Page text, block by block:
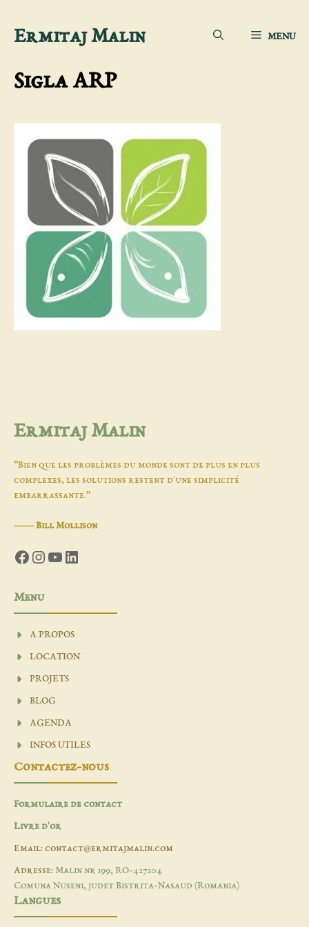
Aller
contenu
Ermitaj Malin MENU
Sigla ARP
Ermitaj Malin
“Bien que les problèmes du monde sont de plus en plus
complexes, les solutions restent d'une simplicité
embarrassante.”
―Bill Mollison
Facebook
Instagram
YouTube
LinkedIn
Menu
A PROPOS
LOCATION
PROJETS
BLOG
AGENDA
INFOS UTILES
Contactez-nous
Formulaire de contact
Livre d'or
Email: contact@ermitajmalin.com
Adresse: Malin nr 199, RO-427204
Comuna Nuseni, judet Bistrita-Nasaud (Romania)
Langues